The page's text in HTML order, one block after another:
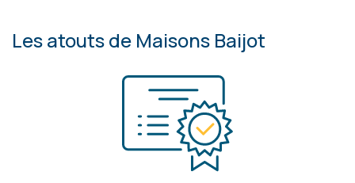
Les atouts de Maisons Baijot